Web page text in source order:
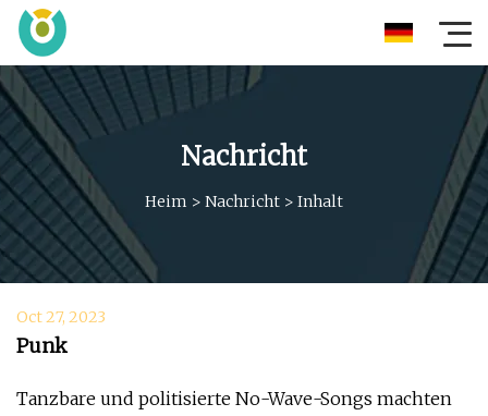
Nachricht
Heim > Nachricht > Inhalt
Oct 27, 2023
Punk
Tanzbare und politisierte No-Wave-Songs machten